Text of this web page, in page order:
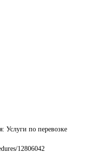
Услуги по перевозке
12806042